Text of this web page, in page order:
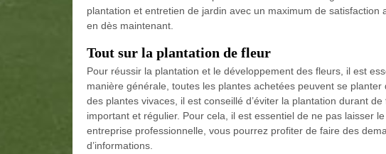
plantation et entretien de jardin avec un maximum de satisfaction
en dès maintenant.
Tout sur la plantation de fleur
Pour réussir la plantation et le développement des fleurs, il est
manière générale, toutes les plantes achetées peuvent se
des plantes vivaces, il est conseillé d’éviter la plantation durant
important et régulier. Pour cela, il est essentiel de ne pas laisser
entreprise professionnelle, vous pourrez profiter de faire des
d’informations.